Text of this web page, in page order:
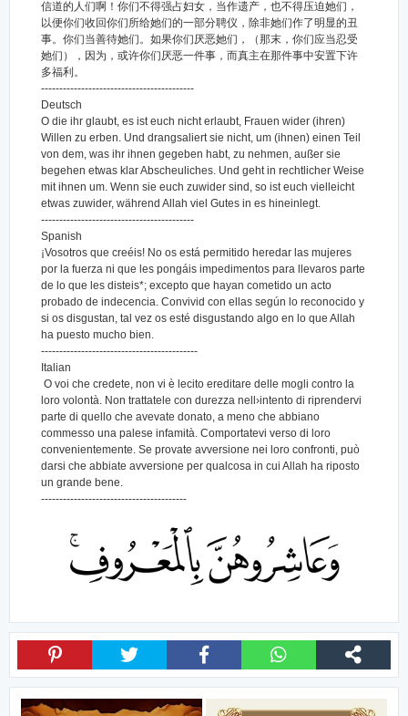
信道的人们啊！你们不得强占妇女，当作遗产，也不得压迫她们，
以便你们收回你们所给她们的一部分聘仪，除非她们作了明显的丑
事。你们当善待她们。如果你们厌恶她们，（那末，你们应当忍受
她们），因为，或许你们厌恶一件事，而真主在那件事中安置下许
多福利。
------------------------------------------
Deutsch
O die ihr glaubt, es ist euch nicht erlaubt, Frauen wider (ihren)
Willen zu erben. Und drangsaliert sie nicht, um (ihnen) einen Teil
von dem, was ihr ihnen gegeben habt, zu nehmen, außer sie
begehen etwas klar Abscheuliches. Und geht in rechtlicher Weise
mit ihnen um. Wenn sie euch zuwider sind, so ist euch vielleicht
etwas zuwider, während Allah viel Gutes in es hineinlegt.
------------------------------------------
Spanish
¡Vosotros que creéis! No os está permitido heredar las mujeres
por la fuerza ni que les pongáis impedimentos para llevaros parte
de lo que les disteis*; excepto que hayan cometido un acto
probado de indecencia. Convivid con ellas según lo reconocido y
si os disgustan, tal vez os esté disgustando algo en lo que Allah
ha puesto mucho bien.
-------------------------------------------
Italian
O voi che credete, non vi è lecito ereditare delle mogli contro la
loro volontà. Non trattatele con durezza nell›intento di riprendervi
parte di quello che avevate donato, a meno che abbiano
commesso una palese infamità. Comportatevi verso di loro
convenientemente. Se provate avversione nei loro confronti, può
darsi che abbiate avversione per qualcosa in cui Allah ha riposto
un grande bene.
----------------------------------------